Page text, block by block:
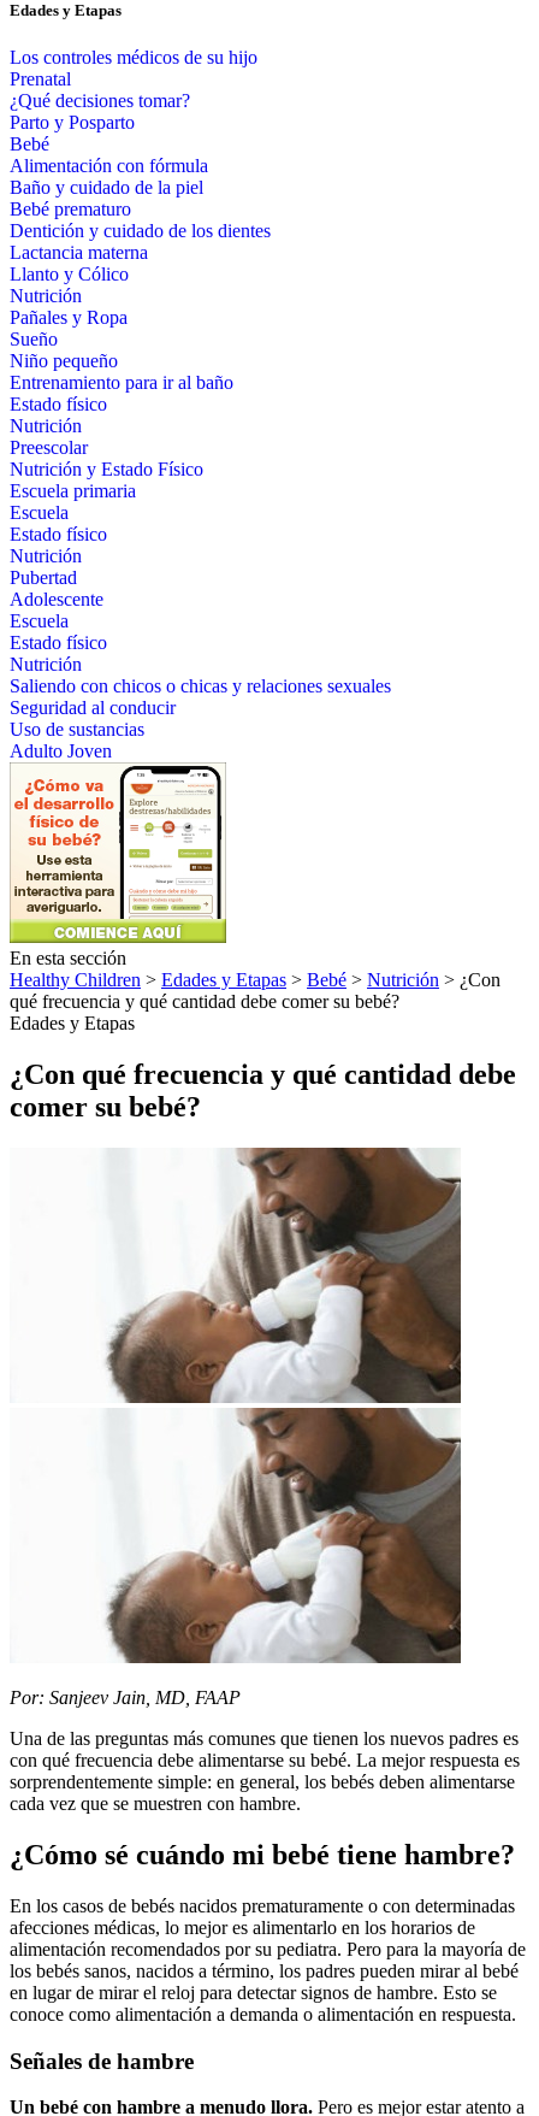
Edades y Etapas
Los controles médicos de su hijo
Prenatal
¿Qué decisiones tomar?
Parto y Posparto
Bebé
Alimentación con fórmula
Baño y cuidado de la piel
Bebé prematuro
Dentición y cuidado de los dientes
Lactancia materna
Llanto y Cólico
Nutrición
Pañales y Ropa
Sueño
Niño pequeño
Entrenamiento para ir al baño
Estado físico
Nutrición
Preescolar
Nutrición y Estado Físico
Escuela primaria
Escuela
Estado físico
Nutrición
Pubertad
Adolescente
Escuela
Estado físico
Nutrición
Saliendo con chicos o chicas y relaciones sexuales
Seguridad al conducir
Uso de sustancias
Adulto Joven
En esta sección
Healthy Children > Edades y Etapas > Bebé > Nutrición > ¿Con
qué frecuencia y qué cantidad debe comer su bebé?
Edades y Etapas
¿Con qué frecuencia y qué cantidad debe
comer su bebé?
​Por: Sanjeev Jain, MD, FAAP
Una de las preguntas más comunes que tienen los nuevos padres es
con qué frecuencia debe alimentarse su bebé. La mejor respuesta es
sorprendentemente simple: en general, los bebés deben alimentarse
cada vez que se muestren con hambre.
¿Cómo sé cuándo mi bebé tiene hambre?
En los casos de bebés nacidos prematuramente o con determinadas
afecciones médicas, lo mejor es alimentarlo en los horarios de
alimentación recomendados por su pediatra. Pero para la mayoría de
los bebés sanos, nacidos a término, los padres pueden mirar al bebé
en lugar de mirar el reloj para detectar signos de hambre. Esto se
conoce como alimentación a demanda o alimentación en respuesta.
Señales de hambre
Un bebé con hambre a menudo llora. Pero es mejor estar atento a